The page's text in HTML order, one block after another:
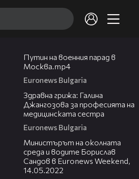
Путин на военния парад в
Москва.mp4
Euronews Bulgaria
Здравна грижа: Галина
Джангозова за професията на
медицинската сестра
Euronews Bulgaria
Министърът на околната
среда и водите Борислав
Сандов в Euronews Weekend,
14.05.2022